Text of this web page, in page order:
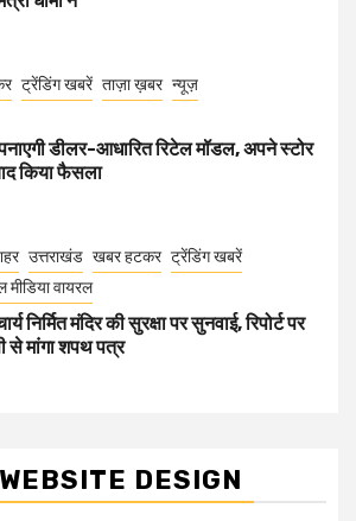
ट्रेंडिंग खबरें ताज़ा ख़बर न्यूज़
डीलर-आधारित रिटेल मॉडल, अपने स्टोर
किया फैसला
उत्तराखंड खबर हटकर ट्रेंडिंग खबरें
मीडिया वायरल
निर्मित मंदिर की सुरक्षा पर सुनवाई, रिपोर्ट पर
से मांगा शपथ पत्र
DESIGN